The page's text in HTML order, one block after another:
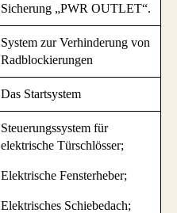
Sicherung „PWR OUTLET“.
System zur Verhinderung von
Radblockierungen
Das Startsystem
Steuerungssystem für
elektrische Türschlösser;
Elektrische Fensterheber;
Elektrisches Schiebedach;